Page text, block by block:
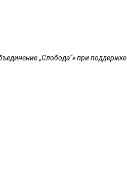
„Слобода“» при поддержке